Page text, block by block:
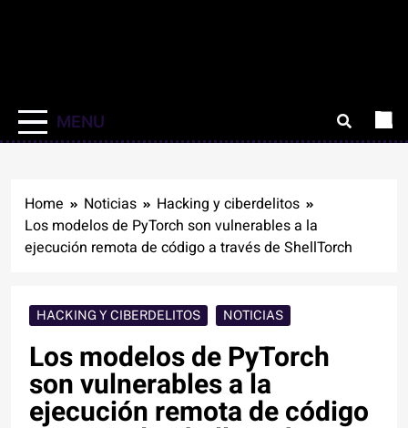
MENU
Home Noticias
Hacking y ciberdelitos
Los modelos de PyTorch son vulnerables a la
ejecución remota de código a través de ShellTorch
HACKING Y CIBERDELITOS NOTICIAS
Los modelos de PyTorch
son vulnerables a la
ejecución remota de código